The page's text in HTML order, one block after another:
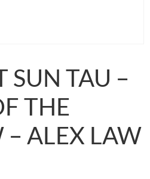
SUN TAU –
THE
ALEX LAW